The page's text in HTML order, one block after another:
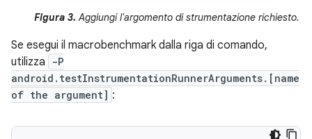
Figura 3. Aggiungi l'argomento di strumentazione richiesto.
Se esegui il macrobenchmark dalla riga di comando,
utilizza
-P
android.testInstrumentationRunnerArguments.[name
of the argument] :